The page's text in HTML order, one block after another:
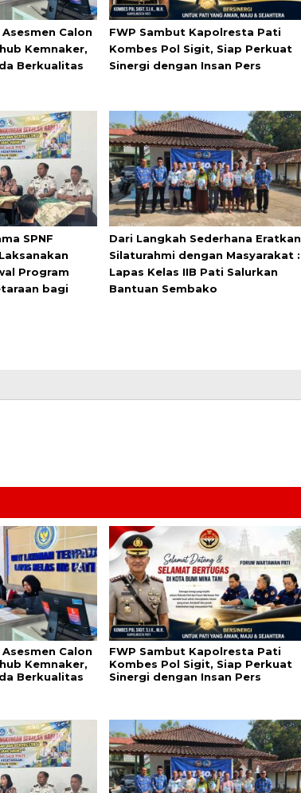
Calon
Kemnaker,
Berkualitas
FWP Sambut Kapolresta Pati
Kombes Pol Sigit, Siap Perkuat
Sinergi dengan Insan Pers
SPNF
Program
bagi
Dari Langkah Sederhana Eratkan
Silaturahmi dengan Masyarakat :
Lapas Kelas IIB Pati Salurkan
Bantuan Sembako
Calon
Kemnaker,
Berkualitas
FWP Sambut Kapolresta Pati
Kombes Pol Sigit, Siap Perkuat
Sinergi dengan Insan Pers